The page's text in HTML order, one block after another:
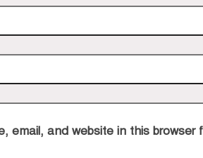
email, and website in this